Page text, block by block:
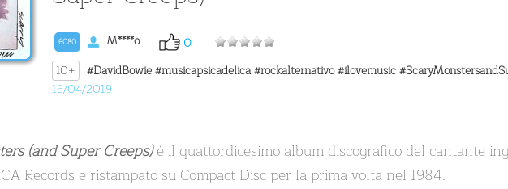
6080 M****o
0
10+
#DavidBowie#musicapsicadelica#rockalternativo#ilovemusic
16/04/2019
(and Super Creeps)è il quattordicesimo album discografico del cantante
Records e ristampato su Compact Disc per la prima volta nel 1984.